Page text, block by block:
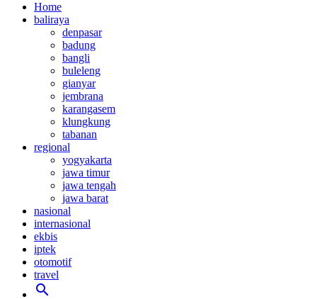
Home
baliraya
denpasar
badung
bangli
buleleng
gianyar
jembrana
karangasem
klungkung
tabanan
regional
yogyakarta
jawa timur
jawa tengah
jawa barat
nasional
internasional
ekbis
iptek
otomotif
travel
search